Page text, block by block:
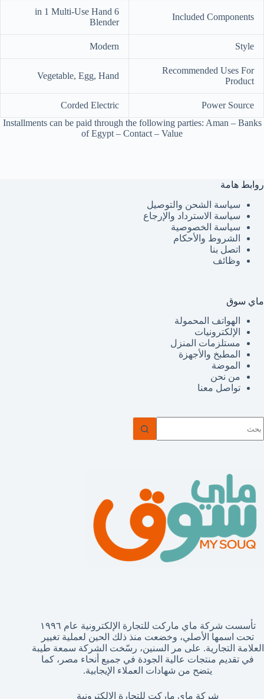
Included Components
6 in 1 Multi-Use Hand
Blender
Style
Modern
Recommended Uses For
Product
Vegetable, Egg, Hand
Power Source
Corded Electric
Installments can be paid through the following parties: Aman – Banks
of Egypt – Contact – Value
روابط هامة
سياسة الشحن والتوصيل
سياسة الاسترداد والإرجاع
سياسة الخصوصية
الشروط والأحكام
اتصل بنا
وظائف
ماي سوق
الهواتف المحمولة
الإلكترونيات
مستلزمات المنزل
المطبخ والأجهزة
الموضة
من نحن
تواصل معنا
توجد
تأسست شركة ماي ماركت للتجارة الإلكترونية عام ١٩٩٦
تحت اسمها الأصلي، وخضعت منذ ذلك الحين لعملية تغيير
العلامة التجارية. على مر السنين، رسّخت الشركة سمعة طيبة
في تقديم منتجات عالية الجودة في جميع أنحاء مصر، كما
يتضح من شهادات العملاء الإيجابية.
شركة ماي ماركت للتجارة الإلكترونية